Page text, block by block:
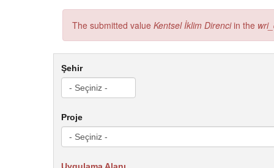
Hata mesajı
The submitted value Kentsel İklim Direnciin the
Şehir
Proje